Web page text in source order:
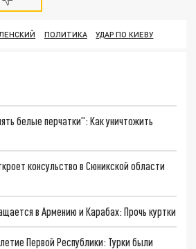
ПОЛИТИКА УДАР ПО КИЕВУ
белые перчатки": Как уничтожить
консульство в Сюникской области
в Армению и Карабах: Прочь куртки
Первой Республики: Турки были